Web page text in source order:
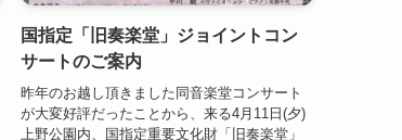
国指定「旧奏楽堂」ジョイントコン
サートのご案内
昨年のお越し頂きました同音楽堂コンサート
が大変好評だったことから、来る4月11日(夕)
上野公園内、国指定重要文化財「旧奏楽堂」